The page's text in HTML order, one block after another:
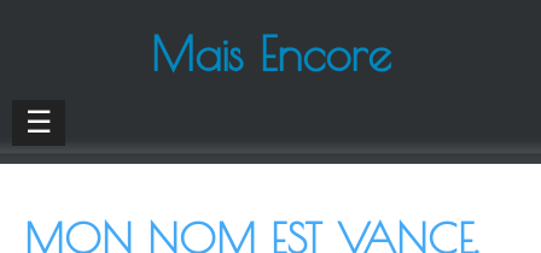
Mais Encore
☰
MON NOM EST VANCE,